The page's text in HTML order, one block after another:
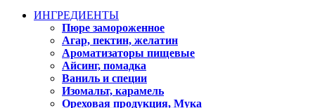
ИНГРЕДИЕНТЫ
Пюре замороженное
Агар, пектин, желатин
Ароматизаторы пищевые
Айсинг, помадка
Ваниль и специи
Изомальт, карамель
Ореховая продукция, Мука